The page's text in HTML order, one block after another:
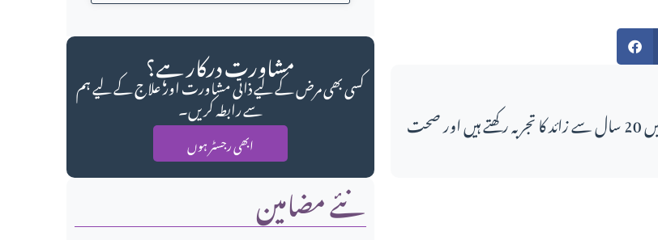
مشاورت درکار ہے؟
کسی بھی مرض کے لیے ذاتی مشاورت اور علاج کے لیے ہم
سے رابطہ کریں۔
ابھی رجسٹر ہوں
نئے مضامین
اس مضمون کے لکھاری، جو طبِ قدیم میں 20 سال سے زائد کا تجربہ رکھتے ہیں اور صحت